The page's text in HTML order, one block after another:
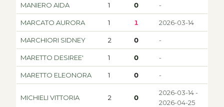
MANIERO AIDA 1 0 -
MARCATO AURORA 1 1 2026-03-14
MARCHIORI SIDNEY 2 0 -
MARETTO DESIREE' 1 0 -
MARETTO ELEONORA 1 0 -
MICHIELI VITTORIA 2 0
2026-03-14 -
2026-04-25